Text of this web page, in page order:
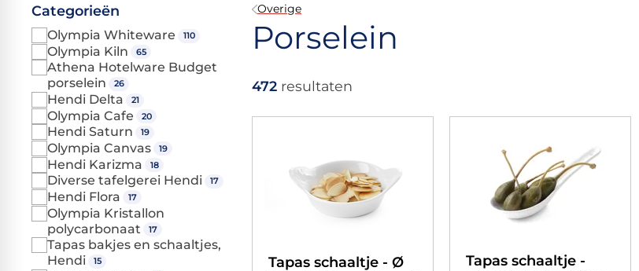
Categorieën
Olympia Whiteware 110
Olympia Kiln 65
Athena Hotelware Budget
porselein
26
Hendi Delta 21
Olympia Cafe 20
Hendi Saturn 19
Olympia Canvas 19
Hendi Karizma 18
Diverse tafelgerei Hendi 17
Hendi Flora 17
Olympia Kristallon
polycarbonaat
17
Tapas bakjes en schaaltjes,
Hendi
15
Overige
Porselein
472 resultaten
Tapas schaaltje - Ø
Tapas schaaltje -